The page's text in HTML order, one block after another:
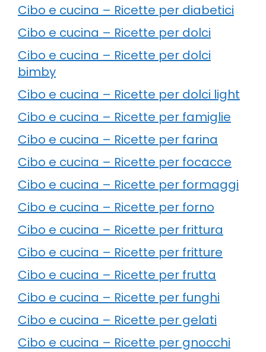
Cibo e cucina – Ricette per diabetici
Cibo e cucina – Ricette per dolci
Cibo e cucina – Ricette per dolci
bimby
Cibo e cucina – Ricette per dolci light
Cibo e cucina – Ricette per famiglie
Cibo e cucina – Ricette per farina
Cibo e cucina – Ricette per focacce
Cibo e cucina – Ricette per formaggi
Cibo e cucina – Ricette per forno
Cibo e cucina – Ricette per frittura
Cibo e cucina – Ricette per fritture
Cibo e cucina – Ricette per frutta
Cibo e cucina – Ricette per funghi
Cibo e cucina – Ricette per gelati
Cibo e cucina – Ricette per gnocchi